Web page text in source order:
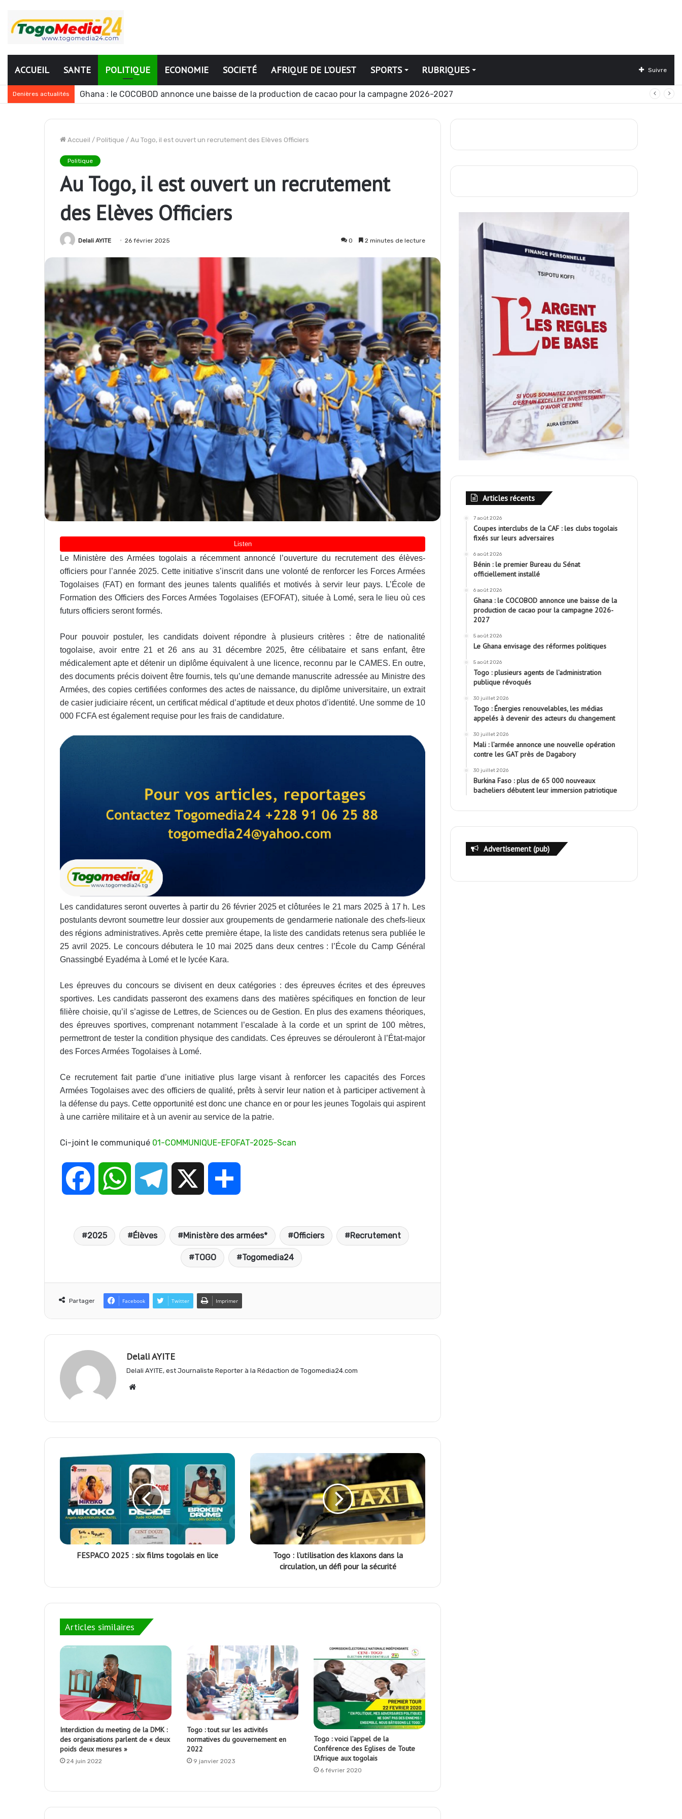
ACCUEIL SANTE POLITIQUE ECONOMIE SOCIETÉ AFRIQUE DE L’OUEST SPORTS RUBRIQUES Suivre
Denières actualités Le Ghana envisage des réformes politiques
Accueil / Politique / Au Togo, il est ouvert un recrutement des Elèves Officiers
Politique
Au Togo, il est ouvert un recrutement
des Elèves Officiers
Delali AYITE 26 février 2025 0 2 minutes de lecture
Le Ministère des Armées togolais a récemment annoncé l’ouverture du recrutement des élèves-
officiers pour l’année 2025. Cette initiative s’inscrit dans une volonté de renforcer les Forces Armées
Togolaises (FAT) en formant des jeunes talents qualifiés et motivés à servir leur pays. L’École de
Formation des Officiers des Forces Armées Togolaises (EFOFAT), située à Lomé, sera le lieu où ces
futurs officiers seront formés.
Pour pouvoir postuler, les candidats doivent répondre à plusieurs critères : être de nationalité
togolaise, avoir entre 21 et 26 ans au 31 décembre 2025, être célibataire et sans enfant, être
médicalement apte et détenir un diplôme équivalent à une licence, reconnu par le CAMES. En outre,
des documents précis doivent être fournis, tels qu’une demande manuscrite adressée au Ministre des
Armées, des copies certifiées conformes des actes de naissance, du diplôme universitaire, un extrait
de casier judiciaire récent, un certificat médical d’aptitude et deux photos d’identité. Une somme de 10
000 FCFA est également requise pour les frais de candidature.
Les candidatures seront ouvertes à partir du 26 février 2025 et clôturées le 21 mars 2025 à 17 h. Les
postulants devront soumettre leur dossier aux groupements de gendarmerie nationale des chefs-lieux
des régions administratives. Après cette première étape, la liste des candidats retenus sera publiée le
25 avril 2025. Le concours débutera le 10 mai 2025 dans deux centres : l’École du Camp Général
Gnassingbé Eyadéma à Lomé et le lycée Kara.
Les épreuves du concours se divisent en deux catégories : des épreuves écrites et des épreuves
sportives. Les candidats passeront des examens dans des matières spécifiques en fonction de leur
filière choisie, qu’il s’agisse de Lettres, de Sciences ou de Gestion. En plus des examens théoriques,
des épreuves sportives, comprenant notamment l’escalade à la corde et un sprint de 100 mètres,
permettront de tester la condition physique des candidats. Ces épreuves se dérouleront à l’État-major
des Forces Armées Togolaises à Lomé.
Ce recrutement fait partie d’une initiative plus large visant à renforcer les capacités des Forces
Armées Togolaises avec des officiers de qualité, prêts à servir leur nation et à participer activement à
la défense du pays. Cette opportunité est donc une chance en or pour les jeunes Togolais qui aspirent
à une carrière militaire et à un avenir au service de la patrie.
Ci-joint le communiqué 01-COMMUNIQUE-EFOFAT-2025-Scan
c
o
a
s
p
g
a
r
a
e
2025 Élèves Ministère des armées* Officiers Recrutement
TOGO Togomedia24
Partager Facebook Twitter Imprimer
Delali AYITE
Delali AYITE, est Journaliste Reporter à la Rédaction de Togomedia24.com
Website
FESPACO 2025 : six films togolais en lice
Togo : l’utilisation des klaxons dans la
circulation, un défi pour la sécurité
Articles similaires
Interdiction du meeting de la DMK :
des organisations parlent de « deux
poids deux mesures »
24 juin 2022
Togo : tout sur les activités
normatives du gouvernement en
2022
9 janvier 2023
Togo : voici l’appel de la
Conférence des Eglises de Toute
l’Afrique aux togolais
6 février 2020
Articles récents
7 août 2026
Coupes interclubs de la CAF : les clubs togolais
fixés sur leurs adversaires
6 août 2026
Bénin : le premier Bureau du Sénat
officiellement installé
6 août 2026
Ghana : le COCOBOD annonce une baisse de la
production de cacao pour la campagne 2026-
2027
5 août 2026
Le Ghana envisage des réformes politiques
5 août 2026
Togo : plusieurs agents de l’administration
publique révoqués
30 juillet 2026
Togo : Énergies renouvelables, les médias
appelés à devenir des acteurs du changement
30 juillet 2026
Mali : l’armée annonce une nouvelle opération
contre les GAT près de Dagabory
30 juillet 2026
Burkina Faso : plus de 65 000 nouveaux
bacheliers débutent leur immersion patriotique
Advertisement (pub)